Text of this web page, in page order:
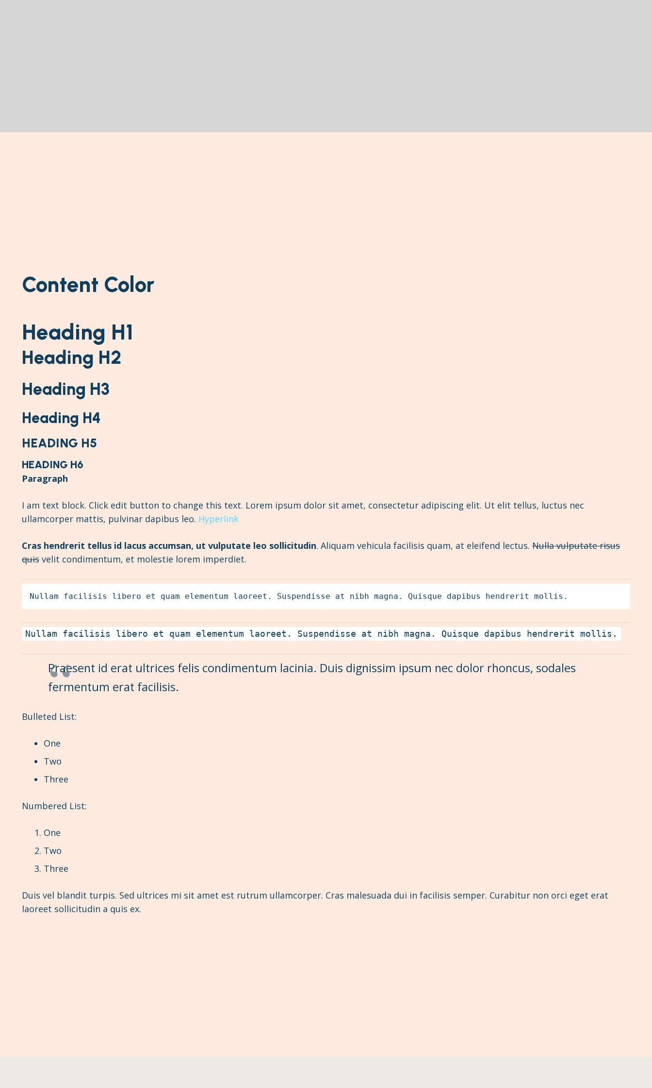
Content Color
Heading H1
Heading H2
Heading H3
Heading H4
HEADING H5
HEADING H6
Paragraph
I am text block. Click edit button to change this text. Lorem ipsum dolor sit amet, consectetur adipiscing elit. Ut elit tellus, luctus nec
ullamcorper mattis, pulvinar dapibus leo. Hyperlink
Cras hendrerit tellus id lacus accumsan, ut vulputate leo sollicitudin. Aliquam vehicula facilisis quam, at eleifend lectus. Nulla vulputate risus
quis velit condimentum, et molestie lorem imperdiet.
Nullam facilisis libero et quam elementum laoreet. Suspendisse at nibh magna. Quisque dapibus hendrerit mollis.
Nullam facilisis libero et quam elementum laoreet. Suspendisse at nibh magna. Quisque dapibus hendrerit mollis.
Praesent id erat ultrices felis condimentum lacinia. Duis dignissim ipsum nec dolor rhoncus, sodales
fermentum erat facilisis.
Bulleted List:
One
Two
Three
Numbered List:
One
Two
Three
Duis vel blandit turpis. Sed ultrices mi sit amet est rutrum ullamcorper. Cras malesuada dui in facilisis semper. Curabitur non orci eget erat
laoreet sollicitudin a quis ex.